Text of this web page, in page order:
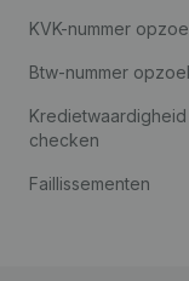
KVK-nummer
Btw-nummer
Kredietwaardigheid
checken
Faillissementen